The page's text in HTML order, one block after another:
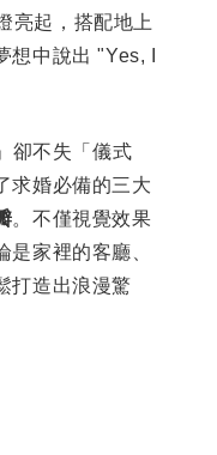
亮起，搭配地上
想中說出 "Yes, I
卻不失「儀式
求婚必備的三大
。不僅視覺效果
家裡的客廳、
打造出浪漫驚